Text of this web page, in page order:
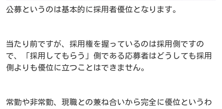
公募というのは基本的に採用者優位となります。
当たり前ですが、採用権を握っているのは採用側ですの
で、「採用してもらう」側である応募者はどうしても採用
側よりも優位に立つことはできません。
常勤や非常勤、現職との兼ね合いから完全に優位というわ